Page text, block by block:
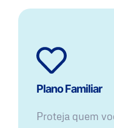
Plano Familiar
Proteja quem